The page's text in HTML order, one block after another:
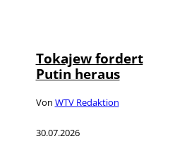
Tokajew fordert
Putin heraus
Von WTV Redaktion
30.07.2026